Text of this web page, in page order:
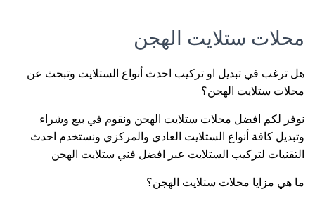
محلات ستلايت الهجن
هل ترغب في تبديل او تركيب احدث أنواع الستلايت وتبحث عن
محلات ستلايت الهجن؟
نوفر لكم افضل محلات ستلايت الهجن ونقوم في بيع وشراء
وتبديل كافة أنواع الستلايت العادي والمركزي ونستخدم احدث
التقنيات لتركيب الستلايت عبر افضل فني ستلايت الهجن
ما هي مزايا محلات ستلايت الهجن؟